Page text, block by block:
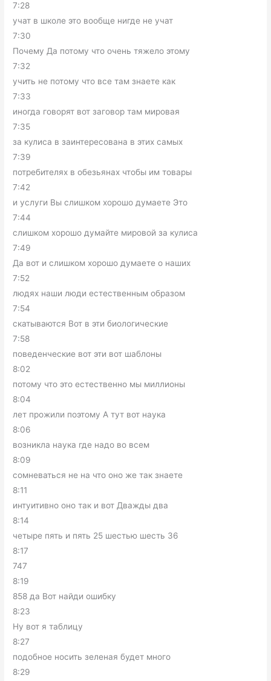
7:28
учат в школе это вообще нигде не учат
7:30
Почему Да потому что очень тяжело этому
7:32
учить не потому что все там знаете как
7:33
иногда говорят вот заговор там мировая
7:35
за кулиса в заинтересована в этих самых
7:39
потребителях в обезьянах чтобы им товары
7:42
и услуги Вы слишком хорошо думаете Это
7:44
слишком хорошо думайте мировой за кулиса
7:49
Да вот и слишком хорошо думаете о наших
7:52
людях наши люди естественным образом
7:54
скатываются Вот в эти биологические
7:58
поведенческие вот эти вот шаблоны
8:02
потому что это естественно мы миллионы
8:04
лет прожили поэтому А тут вот наука
8:06
возникла наука где надо во всем
8:09
сомневаться не на что оно же так знаете
8:11
интуитивно оно так и вот Дважды два
8:14
четыре пять и пять 25 шестью шесть 36
8:17
747
8:19
858 да Вот найди ошибку
8:23
Ну вот я таблицу
8:27
подобное носить зеленая будет много
8:29